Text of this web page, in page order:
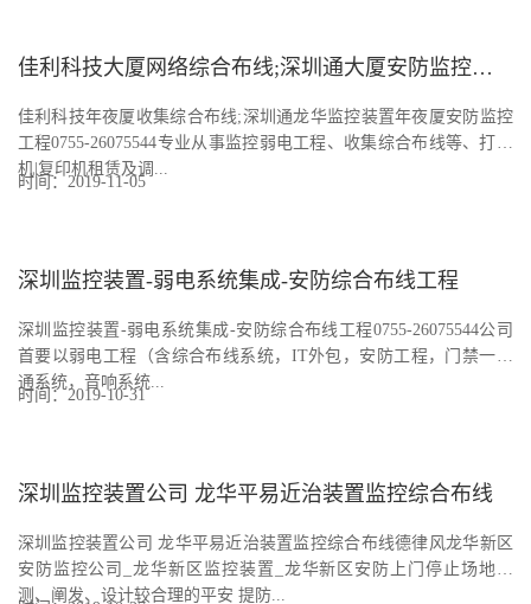
佳利科技大厦网络综合布线;深圳通大厦安防监控工程
佳利科技年夜厦收集综合布线;深圳通龙华监控装置年夜厦安防监控
工程0755-26075544专业从事监控弱电工程、收集综合布线等、打印
机|复印机租赁及调...
时间：2019-11-05
深圳监控装置-弱电系统集成-安防综合布线工程
深圳监控装置-弱电系统集成-安防综合布线工程0755-26075544公司
首要以弱电工程（含综合布线系统，IT外包，安防工程，门禁一卡
通系统，音响系统...
时间：2019-10-31
深圳监控装置公司 龙华平易近治装置监控综合布线
深圳监控装置公司 龙华平易近治装置监控综合布线德律风龙华新区
安防监控公司_龙华新区监控装置_龙华新区安防上门停止场地勘
测、阐发、设计较合理的平安 提防...